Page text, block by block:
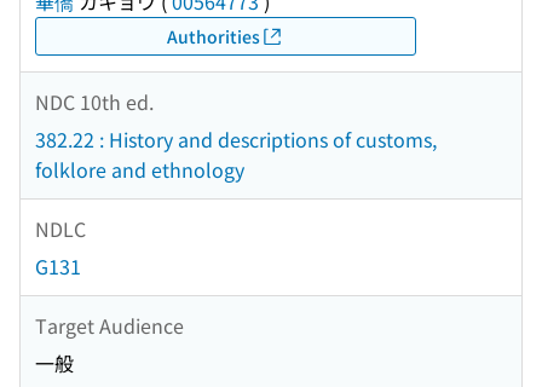
Authorities
NDC 10th ed.
382.22 : History and descriptions of customs,
folklore and ethnology
NDLC
G131
Target Audience
一般